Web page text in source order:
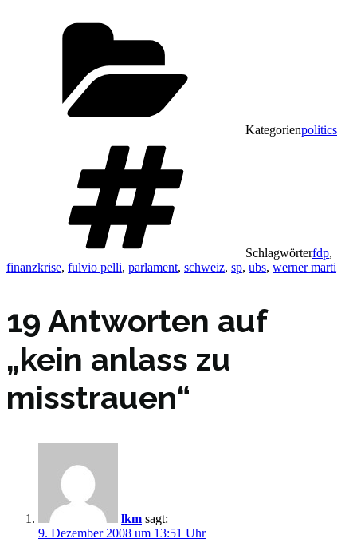
Kategorienpolitics
Schlagwörterfdp,
finanzkrise, fulvio pelli, parlament, schweiz, sp, ubs, werner marti
19 Antworten auf
„kein anlass zu
misstrauen“
lkm sagt:
9. Dezember 2008 um 13:51 Uhr